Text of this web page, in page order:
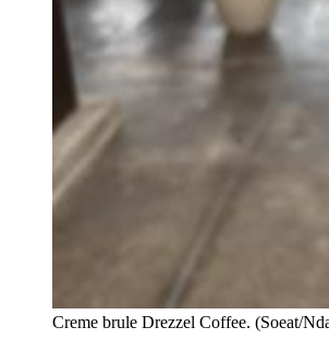
Creme brule Drezzel Coffee. (Soeat/